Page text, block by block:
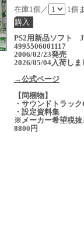
在庫1個／ 1個
PS2用新品ソフト
4995506001117
2006/02/23発売
2026/05/04入荷しま
→公式ページ
【同梱物】
・サウンドトラック
・設定資料集
※メーカー希望税抜
8800円